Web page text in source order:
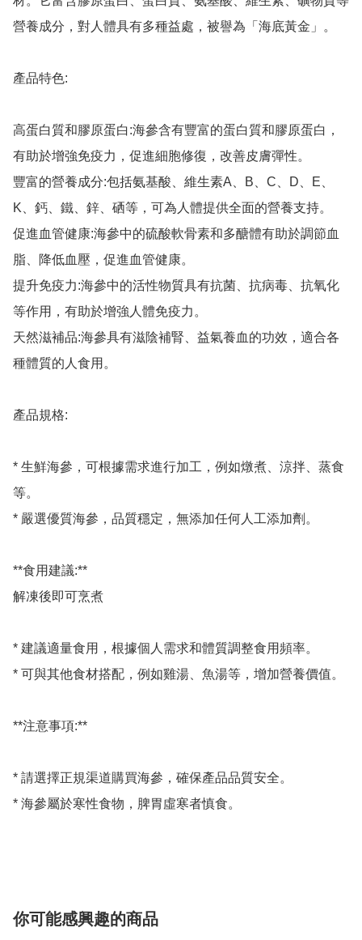
營養成分，對人體具有多種益處，被譽為「海底黃金」。
產品特色:
高蛋白質和膠原蛋白:海參含有豐富的蛋白質和膠原蛋白，
有助於增強免疫力，促進細胞修復，改善皮膚彈性。
豐富的營養成分:包括氨基酸、維生素A、B、C、D、E、
K、鈣、鐵、鋅、硒等，可為人體提供全面的營養支持。
促進血管健康:海參中的硫酸軟骨素和多醣體有助於調節血
脂、降低血壓，促進血管健康。
提升免疫力:海參中的活性物質具有抗菌、抗病毒、抗氧化
等作用，有助於增強人體免疫力。
天然滋補品:海參具有滋陰補腎、益氣養血的功效，適合各
種體質的人食用。
產品規格:
* 生鮮海參，可根據需求進行加工，例如燉煮、涼拌、蒸食
等。
* 嚴選優質海參，品質穩定，無添加任何人工添加劑。
**食用建議:**
解凍後即可烹煮
* 建議適量食用，根據個人需求和體質調整食用頻率。
* 可與其他食材搭配，例如雞湯、魚湯等，增加營養價值。
**注意事項:**
* 請選擇正規渠道購買海參，確保產品品質安全。
* 海參屬於寒性食物，脾胃虛寒者慎食。
你可能感興趣的商品